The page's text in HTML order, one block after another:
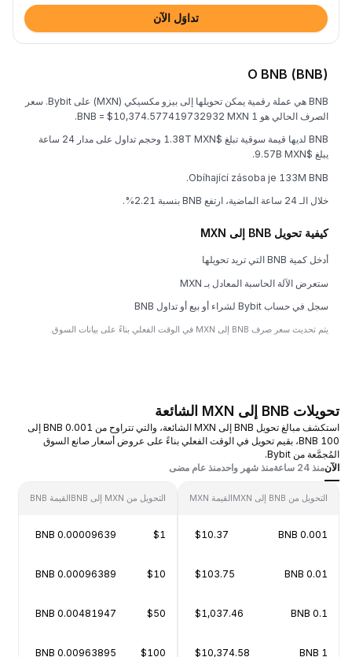
تداوَل الآن
O BNB (BNB)
BNB هي عملة رقمية يمكن تحويلها إلى بيزو مكسيكي (MXN) على Bybit. سعر
الصرف الحالي هو 1 BNB = $10,374.577419732932 MXN.
BNB لديها قيمة سوقية تبلغ $1.38T MXN وحجم تداول على مدار 24 ساعة
يبلغ $9.57B MXN.
Obíhající zásoba je 133M BNB.
خلال الـ 24 ساعة الماضية، ارتفع BNB بنسبة 2.21%.
كيفية تحويل BNB إلى MXN
أدخل كمية BNB التي تريد تحويلها
ستعرض الآلة الحاسبة المعادل بـ MXN
سجل في حساب Bybit لشراء أو بيع أو تداول BNB
يتم تحديث سعر صرف BNB إلى MXN في الوقت الفعلي بناءً على بيانات السوق.
تحويلات BNB إلى MXN الشائعة
استكشف مبالغ تحويل BNB إلى MXN الشائعة، والتي تتراوح من 0.001 BNB إلى
100 BNB، بقيم تحويل في الوقت الفعلي بناءً على عروض أسعار صانع السوق
المُجمَّعة من Bybit.
الآنمنذ 24 ساعة منذ شهر واحدمنذ عام مضى
التحويل من BNB إلى MXN القيمة MXN
0.001 BNB
$10.37
0.01 BNB
$103.75
0.1 BNB
$1,037.46
1 BNB
$10,374.58
التحويل من MXN إلى BNB القيمة BNB
$1
0.00009639 BNB
$10
0.00096389 BNB
$50
0.00481947 BNB
$100
0.00963895 BNB